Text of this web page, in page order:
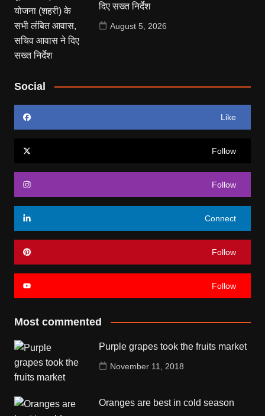
दिए सख्त निर्देश
August 5, 2026
Social
Like
Follow
Follow
Connect
Follow
Follow
Most commented
Purple grapes took the fruits market
November 11, 2018
Oranges are best in cold season